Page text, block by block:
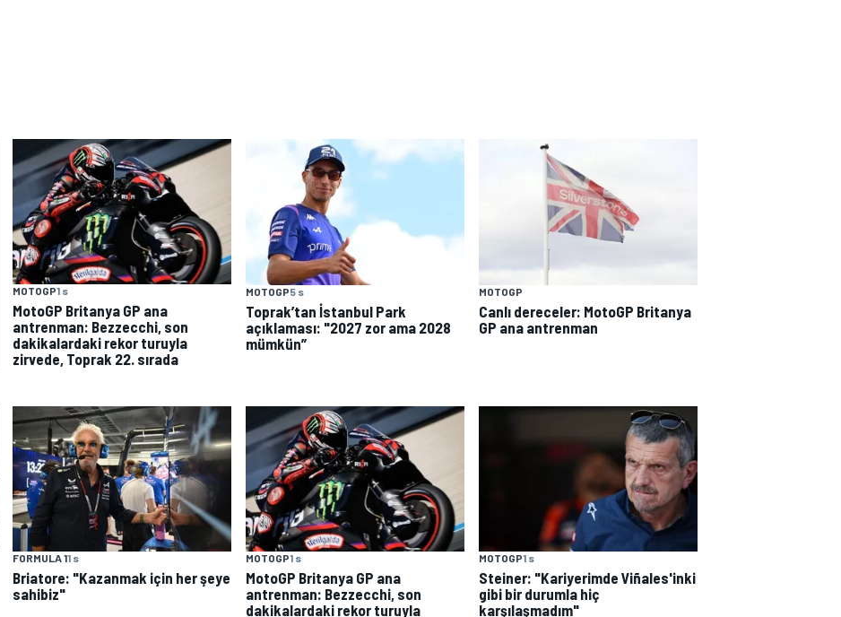
MOTOGP1 s
MotoGP Britanya GP ana
antrenman: Bezzecchi, son
dakikalardaki rekor turuyla
zirvede, Toprak 22. sırada
MOTOGP5 s
Toprak’tan İstanbul Park
açıklaması: "2027 zor ama 2028
mümkün”
MOTOGP
Canlı dereceler: MotoGP Britanya
GP ana antrenman
FORMULA 11 s
Briatore: "Kazanmak için her şeye
sahibiz"
MOTOGP1 s
MotoGP Britanya GP ana
antrenman: Bezzecchi, son
dakikalardaki rekor turuyla
MOTOGP1 s
Steiner: "Kariyerimde Viñales'inki
gibi bir durumla hiç
karşılaşmadım"